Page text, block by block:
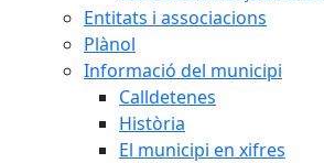
Entitats i associacions
Plànol
Informació del municipi
Calldetenes
Història
El municipi en xifres